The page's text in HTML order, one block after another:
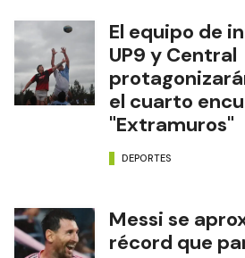
El equipo de
UP9 y Central
el cuarto
"Extramuros"
DEPORTES
Messi se
récord que